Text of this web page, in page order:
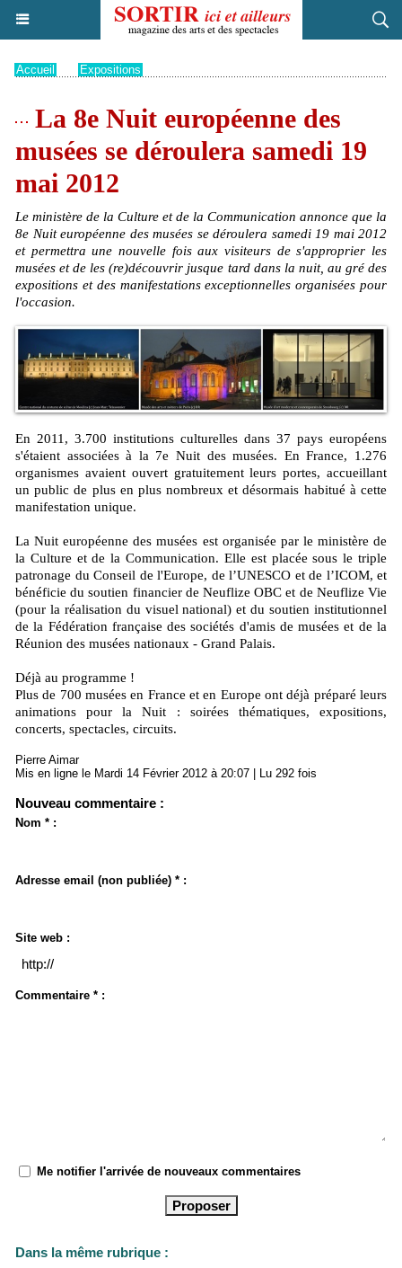
Accueil Expositions
La 8e Nuit européenne des
musées se déroulera samedi 19
mai 2012
Le ministère de la Culture et de la Communication annonce que la
8e Nuit européenne des musées se déroulera samedi 19 mai 2012
et permettra une nouvelle fois aux visiteurs de s'approprier les
musées et de les (re)découvrir jusque tard dans la nuit, au gré des
expositions et des manifestations exceptionnelles organisées pour
l'occasion.
En 2011, 3.700 institutions culturelles dans 37 pays européens
s'étaient associées à la 7e Nuit des musées. En France, 1.276
organismes avaient ouvert gratuitement leurs portes, accueillant
un public de plus en plus nombreux et désormais habitué à cette
manifestation unique.
La Nuit européenne des musées est organisée par le ministère de
la Culture et de la Communication. Elle est placée sous le triple
patronage du Conseil de l'Europe, de l’UNESCO et de l’ICOM, et
bénéficie du soutien financier de Neuflize OBC et de Neuflize Vie
(pour la réalisation du visuel national) et du soutien institutionnel
de la Fédération française des sociétés d'amis de musées et de la
Réunion des musées nationaux - Grand Palais.
Déjà au programme !
Plus de 700 musées en France et en Europe ont déjà préparé leurs
animations pour la Nuit : soirées thématiques, expositions,
concerts, spectacles, circuits.
Pierre Aimar
Mis en ligne le Mardi 14 Février 2012 à 20:07 | Lu 292 fois
Nouveau commentaire :
Nom * :
Adresse email (non publiée) * :
Site web :
Commentaire * :
Me notifier l'arrivée de nouveaux commentaires
Dans la même rubrique :